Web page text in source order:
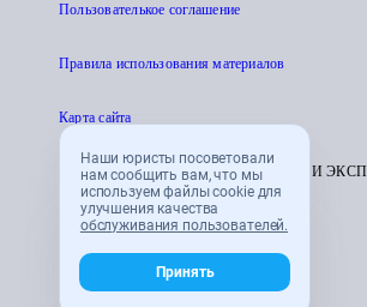
Наши юристы посоветовали
нам сообщить вам, что мы
используем файлы cookie для
улучшения качества
обслуживания пользователей.
Принять
Пользователькое соглашение
Правила использования материалов
Карта сайта
© 1995 - 2026 «ЦЕНТР АТТЕСТАЦИИ И
CENTRATTEK.RU